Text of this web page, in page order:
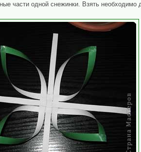
части одной снежинки. Взять необходимо